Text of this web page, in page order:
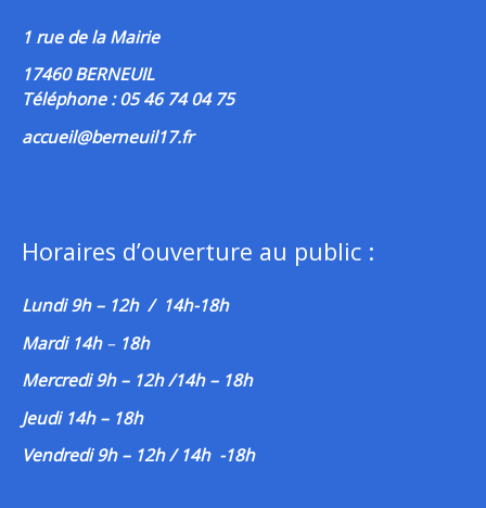
1 rue de la Mairie
17460 BERNEUIL
Téléphone : 05 46 74 04 75
accueil@berneuil17.fr
Horaires d’ouverture au public :
Lundi 9h – 12h / 14h-18h
Mardi 14h– 18h
Mercredi 9h – 12h /14h – 18h
Jeudi 14h – 18h
Vendredi 9h – 12h / 14h -18h